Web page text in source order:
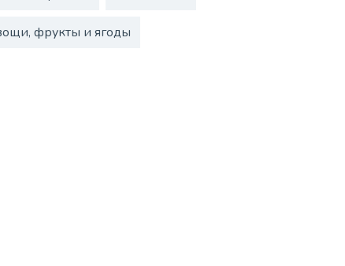
фрукты и ягоды